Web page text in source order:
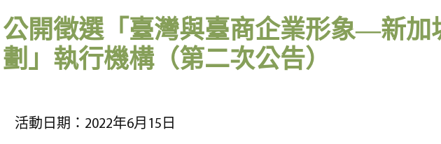
公開徵選「臺灣與臺商企業形象—新加
劃」執行機構（第二次公告）
活動日期：2022年6月15日